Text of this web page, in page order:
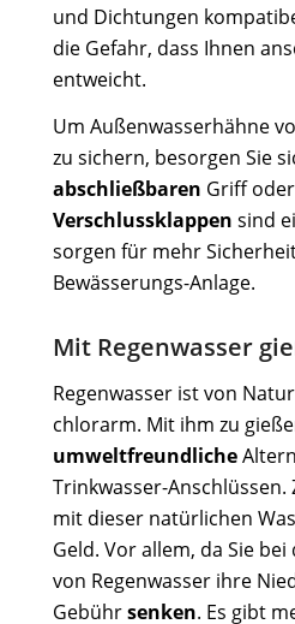
und Dichtungen
die Gefahr, dass Ihnen
entweicht.
Um Außenwasserhähne
zu sichern, besorgen Sie
abschließbaren Griff
Verschlussklappen sind
sorgen für mehr
Bewässerungs-Anlage.
Mit Regenwasser
Regenwasser ist von
chlorarm. Mit ihm zu
umweltfreundliche
Trinkwasser-Anschlüssen.
mit dieser natürlichen
Geld. Vor allem, da Sie
von Regenwasser ihre
Gebührsenken. Es gibt